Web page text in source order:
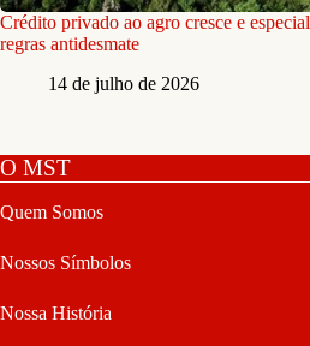
Crédito privado ao agro cresce e
regras antidesmate
14 de julho de 2026
O MST
Quem Somos
Nossos Símbolos
Nossa História